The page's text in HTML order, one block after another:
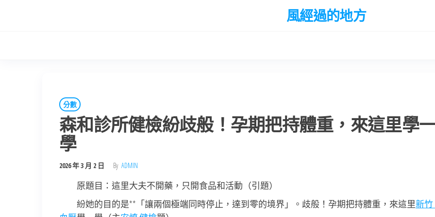
風經過的地方
分數
森和診所健檢紛歧般！孕期把持體重，來這里學
學
2026 年 3 月 2 日 By ADMIN
原題目：這里大夫不開藥，只開食品和活動（引題）
紛她的目的是**「讓兩個極端同時停止，達到零的境界」。歧般！孕期把持體重，來這里新竹